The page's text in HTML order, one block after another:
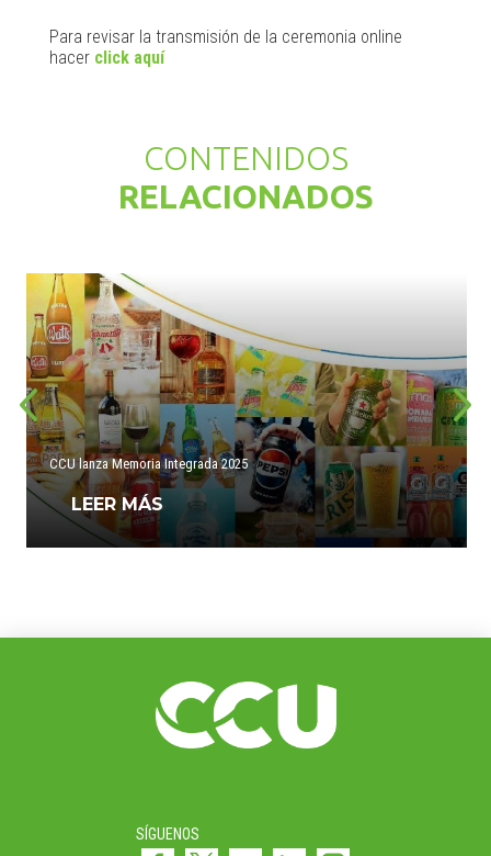
Para revisar la transmisión de la ceremonia online
hacer click aquí
CONTENIDOS
RELACIONADOS
CCU lanza Memoria Integrada 2025
LEER MÁS
SÍGUENOS